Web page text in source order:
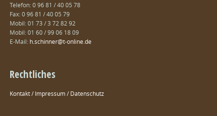
Telefon: 0 96 81 / 40 05 78
Fax: 0 96 81 / 40 05 79
Mobil: 01 73 / 3 72 82 92
Mobil: 01 60 / 99 06 18 09
E-Mail: h.schinner@t-online.de
Rechtliches
Kontakt / Impressum / Datenschutz